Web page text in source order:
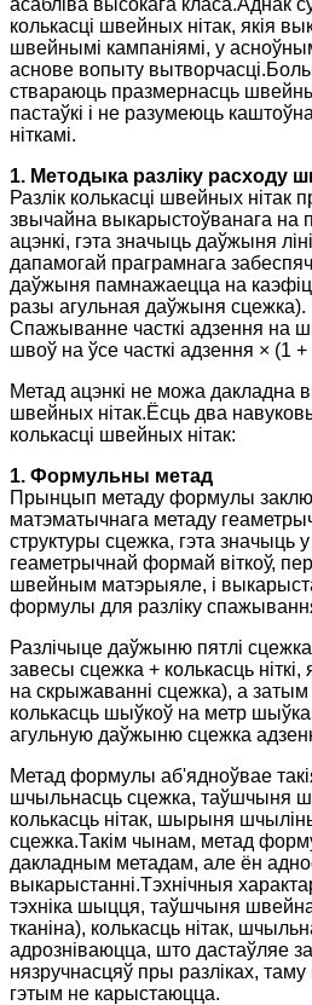
асабліва высокага класа.Аднак
колькасці швейных нітак, якія
швейнымі кампаніямі, у
аснове вопыту
ствараюць празмернасць
пастаўкі і не разумеюць
ніткамі.
1. Методыка разліку расходу
Разлік колькасці швейных нітак
звычайна выкарыстоўванага на
ацэнкі, гэта значыць даўжыня
дапамогай праграмнага
даўжыня памнажаецца на
разы агульная даўжыня сцежка).
Спажыванне часткі адзення на
швоў на ўсе часткі адзення × (1
Метад ацэнкі не можа дакладна
швейных нітак.Ёсць два
колькасці швейных нітак:
1. Формульны метад
Прынцып метаду формулы
матэматычнага метаду
структуры сцежка, гэта значыць у
геаметрычнай формай віткоў,
швейным матэрыяле, і
формулы для разліку
Разлічыце даўжыню пятлі
завесы сцежка + колькасць
на скрыжаванні сцежка), а
колькасць шыўкоў на метр
агульную даўжыню сцежка
Метад формулы аб'ядноўвае
шчыльнасць сцежка, таўшчыня
колькасць нітак, шырыня
сцежка.Такім чынам, метад
дакладным метадам, але ён
выкарыстанні.Тэхнічныя
тэхніка шыцця, таўшчыня
тканіна), колькасць нітак,
адрозніваюцца, што дастаўляе
нязручнасцяў пры разліках,
гэтым не карыстаюцца.